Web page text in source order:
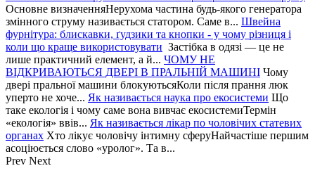
Основне визначенняНерухома частина будь-якого генератора
змінного струму називається статором. Саме в... Швейна
фурнітура: блискавки, ґудзики та кнопки - у чому різниця і
коли що краще використовувати Застібка в одязі — це не
лише практичний елемент, а й... ЧОМУ НЕ
ВІДКРИВАЮТЬСЯ ДВЕРІ В ПРАЛЬНІЙ МАШИНІ Чому
двері пральної машини блокуютьсяКоли після прання люк
уперто не хоче... Як називається наука про екосистеми Що
таке екологія і чому саме вона вивчає екосистемиТермін
«екологія» ввів... Як називається лікар по чоловічих статевих
органах Хто лікує чоловічу інтимну сферуНайчастіше першим
асоціюється слово «уролог». Та в...
Prev Next